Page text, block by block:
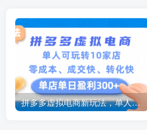
拼多多虚拟电商新玩法，单人可玩转10家店，零成本、成交快、转化快，号称单店单日可盈利300+